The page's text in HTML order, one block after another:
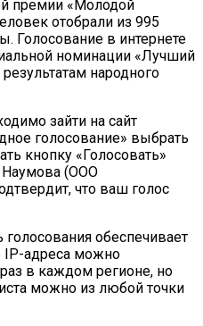
премии «Молодой
отобрали из 995
Голосование в интернете
номинации «Лучший
народного
зайти на сайт
голосование» выбрать
кнопку «Голосовать»
Наумова (ООО
что ваш голос
обеспечивает
IP-адреса можно
в каждом регионе, но
можно из любой точки